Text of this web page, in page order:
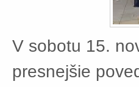
V sobotu 15.
presnejšie